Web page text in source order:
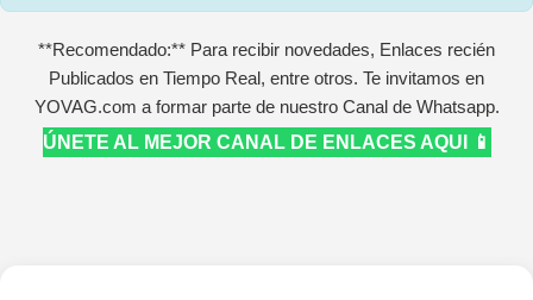
**Recomendado:** Para recibir novedades, Enlaces recién
Publicados en Tiempo Real, entre otros. Te invitamos en
YOVAG.com a formar parte de nuestro Canal de Whatsapp.
ÚNETE AL MEJOR CANAL DE ENLACES AQUI 📱